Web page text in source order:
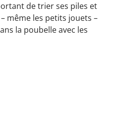
de trier ses piles et
même les petits jouets –
la poubelle avec les